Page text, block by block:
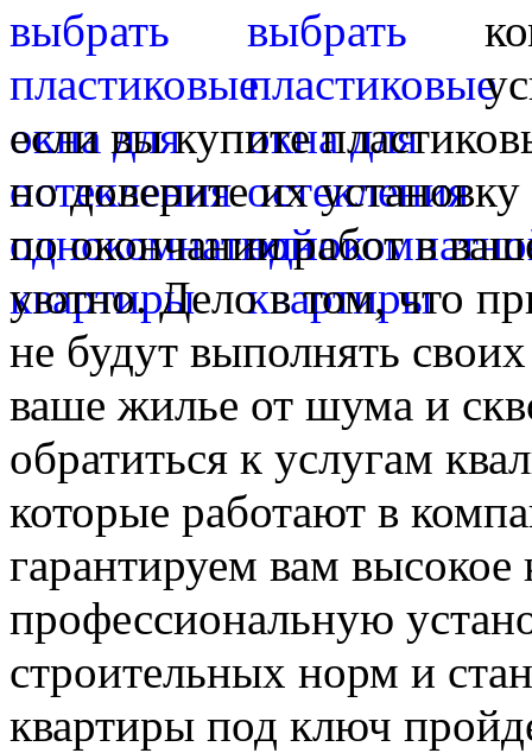
если вы купите
но доверите их
по окончании работ в
уютно. Дело в том, что
не будут выполнять
ваше жилье от шума и
обратиться к услугам
которые работают в
гарантируем вам
профессиональную
строительных норм и
квартиры под ключ